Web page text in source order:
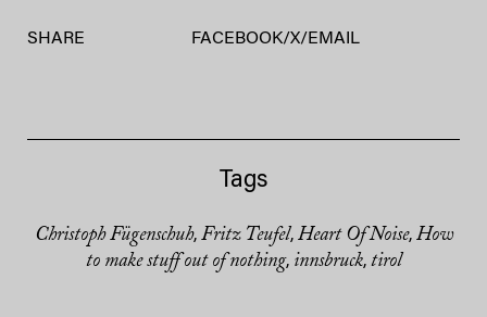
SHARE FACEBOOK/X/ EMAIL
Tags
Christoph Fügenschuh, Fritz Teufel, Heart Of Noise, How
to make stuff out of nothing, innsbruck, tirol